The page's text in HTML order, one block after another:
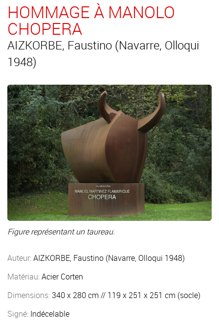
HOMMAGE À MANOLO
CHOPERA
AIZKORBE, Faustino (Navarre, Olloqui
1948)
Figure représentant un taureau.
Auteur:AIZKORBE, Faustino (Navarre, Olloqui 1948)
Matériau:Acier Corten
Dimensions: 340 x 280 cm // 119 x 251 x 251 cm (socle)
Signé: Indécelable